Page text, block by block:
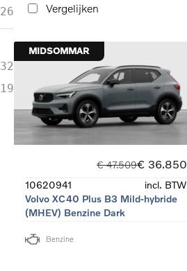
26
32
19
Vergelijken
MIDSOMMAR
€ 47.509€ 36.850
10620941
incl. BTW
Volvo XC40 Plus B3 Mild-hybride
(MHEV) Benzine Dark
Benzine